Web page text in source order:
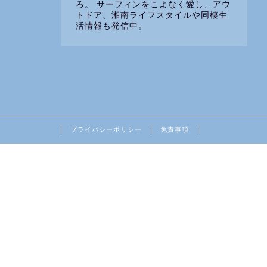
ろ。 サーフィンをこよなく愛し、アウ
トドア、湘南ライフスタイルや同棲生
活情報も発信中。
プライバシーポリシー 免責事項